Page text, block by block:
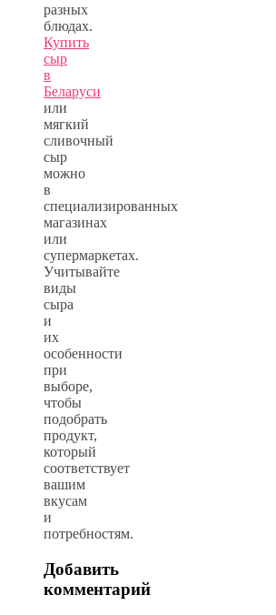
разных
блюдах.
Купить
сыр
в
Беларуси
или
мягкий
сливочный
сыр
можно
в
специализированных
магазинах
или
супермаркетах.
Учитывайте
виды
сыра
и
их
особенности
при
выборе,
чтобы
подобрать
продукт,
который
соответствует
вашим
вкусам
и
потребностям.
Добавить
комментарий